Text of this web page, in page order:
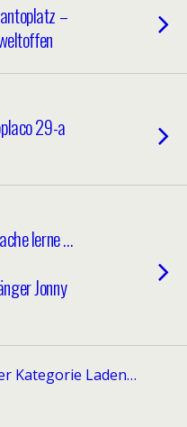
–
29-a
lerne …
Jonny
Kategorie Laden…